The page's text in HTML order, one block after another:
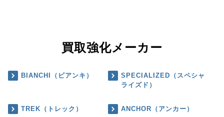
買取強化メーカー
BIANCHI（ビアンキ）
SPECIALIZED（スペシャ
ライズド）
TREK（トレック） ANCHOR（アンカー）